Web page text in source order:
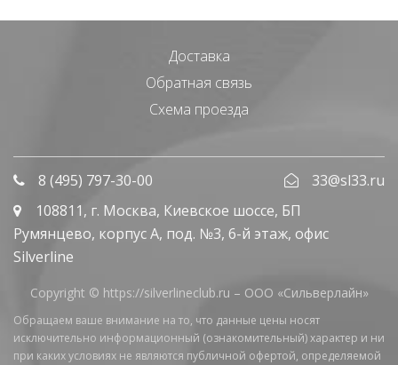
Доставка
Обратная связь
Схема проезда
8 (495) 797-30-00
33@sl33.ru
108811, г. Москва, Киевское шоссе, БП
Румянцево, корпус А, под. №3, 6-й этаж, офис
Silverline
Copyright © https://silverlineclub.ru – ООО «Сильверлайн»
Обращаем ваше внимание на то, что данные цены носят
исключительно информационный (ознакомительный) характер и ни
при каких условиях не являются публичной офертой, определяемой